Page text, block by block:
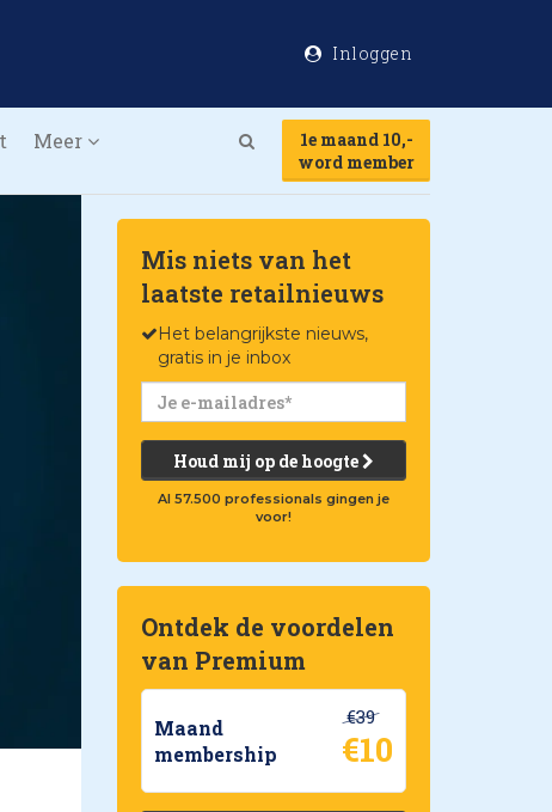
Inloggen
Meer
1e maand 10,-
word member
Mis niets van het
laatste retailnieuws
Het belangrijkste nieuws,
gratis in je inbox
Houd mij op de hoogte
Al 57.500 professionals gingen je
voor!
Ontdek de voordelen
van Premium
Maand
membership
€39
€10